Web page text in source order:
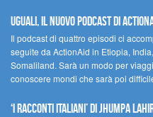
UGUALI, il nuovo podcast di
Il podcast di quattro episodi ci
seguite da ActionAid in Etiopia,
Somaliland. Sarà un modo per
conoscere mondi che sarà poi
‘I racconti italiani’ di Jhumpa